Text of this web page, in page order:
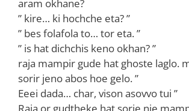
aram okhane?
” kire… ki hochche eta? ”
” bes folafola to… tor eta. ”
” is hat dichchis keno okhan? ”
raja mampir gude hat ghoste laglo.
sorir jeno abos hoe gelo. ”
Eeei dada… char, vison asovvo tui ”
Raja or gudtheke hat sorie nie